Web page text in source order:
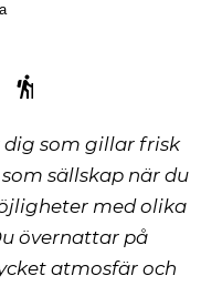
dig som gillar frisk
sällskap när du
med olika
övernattar på
atmosfär och